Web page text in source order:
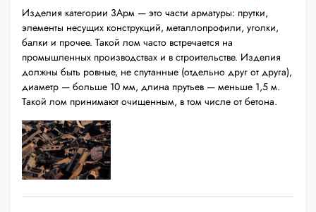
Изделия категории 3Арм — это части арматуры: прутки,
элементы несущих конструкций, металлопрофили, уголки,
балки и прочее. Такой лом часто встречается на
промышленных производствах и в строительстве. Изделия
должны быть ровные, не спутанные (отдельно друг от друга),
диаметр — больше 10 мм, длина прутьев — меньше 1,5 м.
Такой лом принимают очищенным, в том числе от бетона.